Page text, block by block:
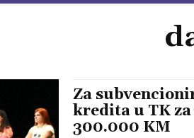
Za
kredita u TK
300.000 KM